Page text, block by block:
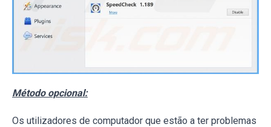
Método opcional:
Os utilizadores de computador que estão a ter problemas